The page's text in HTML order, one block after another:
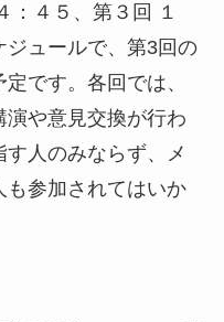
：４５、第３回 １
ジュールで、第3回の
です。各回では、
や意見交換が行わ
人のみならず、メ
も参加されてはいか